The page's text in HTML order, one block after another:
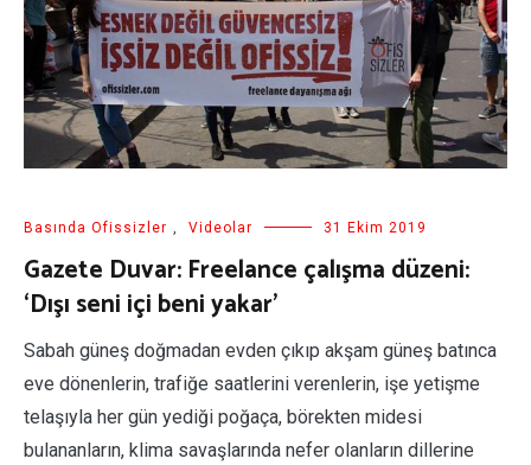
Basında Ofissizler , Videolar 31 Ekim 2019
Gazete Duvar: Freelance çalışma düzeni:
‘Dışı seni içi beni yakar’
Sabah güneş doğmadan evden çıkıp akşam güneş batınca
eve dönenlerin, trafiğe saatlerini verenlerin, işe yetişme
telaşıyla her gün yediği poğaça, börekten midesi
bulananların, klima savaşlarında nefer olanların dillerine